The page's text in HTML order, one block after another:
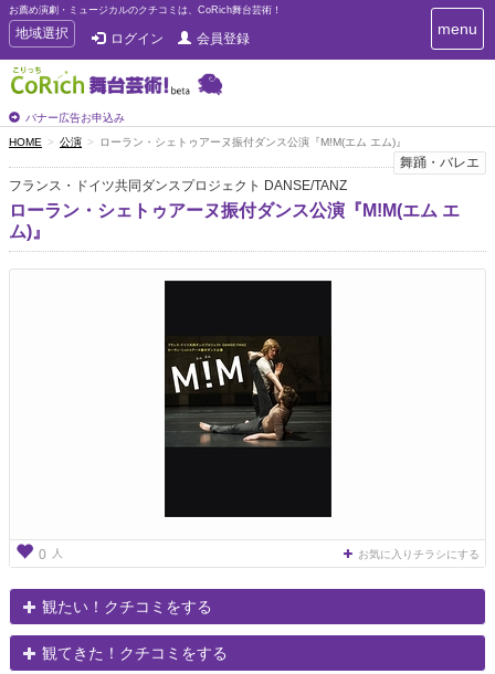
お薦め演劇・ミュージカルのクチコミは、CoRich舞台芸術！
T
o
g
g
e
n
a
v
i
g
a
地域選択 ログイン 会員登録
バナー広告お申込み
T
o
n
g
a
menu
HOME 公演 ローラン・シェトゥアーヌ振付ダンス公演『M!M(エム エム)』
舞踊・バレエ
フランス・ドイツ共同ダンスプロジェクト DANSE/TANZ
ローラン・シェトゥアーヌ振付ダンス公演『M!M(エム エ
ム)』
0 人 お気に入りチラシにする
観たい！クチコミをする
観てきた！クチコミをする